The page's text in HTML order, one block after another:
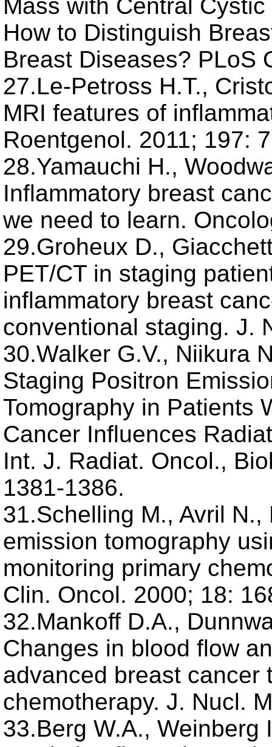
Mass with Central
How to Distinguish
Breast Diseases? PLoS
27.Le-Petross H.T.,
MRI features of
Roentgenol. 2011; 197:
28.Yamauchi H.,
Inflammatory breast
we need to learn.
29.Groheux D.,
PET/CT in staging
inflammatory breast
conventional staging. J.
30.Walker G.V., Niikura
Staging Positron
Tomography in Patients
Cancer Influences
Int. J. Radiat. Oncol.,
1381-1386.
31.Schelling M., Avril
emission tomography
monitoring primary
Clin. Oncol. 2000; 18:
32.Mankoff D.A.,
Changes in blood flow
advanced breast cancer
chemotherapy. J. Nucl.
33.Berg W.A., Weinberg